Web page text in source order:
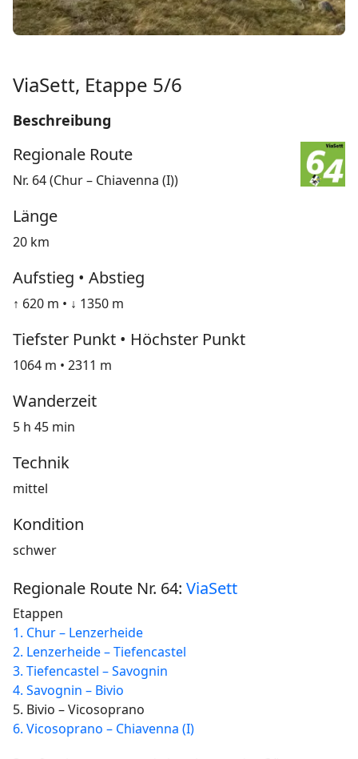
ViaSett, Etappe 5/6
Beschreibung
Regionale Route
Nr. 64 (Chur – Chiavenna (I))
Länge
20 km
Aufstieg • Abstieg
↑ 620 m • ↓ 1350 m
Tiefster Punkt • Höchster Punkt
1064 m • 2311 m
Wanderzeit
5 h 45 min
Technik
mittel
Kondition
schwer
Regionale Route Nr. 64: ViaSett
Etappen
1. Chur – Lenzerheide
2. Lenzerheide – Tiefencastel
3. Tiefencastel – Savognin
4. Savognin – Bivio
5. Bivio – Vicosoprano
6. Vicosoprano – Chiavenna (I)